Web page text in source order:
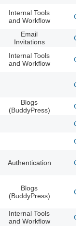
Internal Tools
and Workflow
Email
Invitations
Internal Tools
and Workflow
Blogs
(BuddyPress)
Authentication
Blogs
(BuddyPress)
Internal Tools
and Workflow